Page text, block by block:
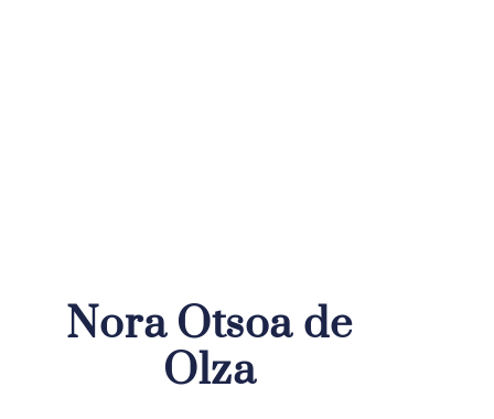
Nora Otsoa de
Olza